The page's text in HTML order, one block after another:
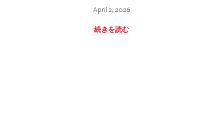
April 2, 2026
続きを読む